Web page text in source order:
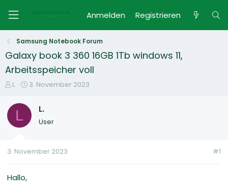
Anmelden Registrieren
Samsung Notebook Forum
Galaxy book 3 360 16GB 1Tb windows 11,
Arbeitsspeicher voll
E
s
e
e
L.
E
e
t
3. November 2023
L L.
User
3. November 2023 #1
Hallo,